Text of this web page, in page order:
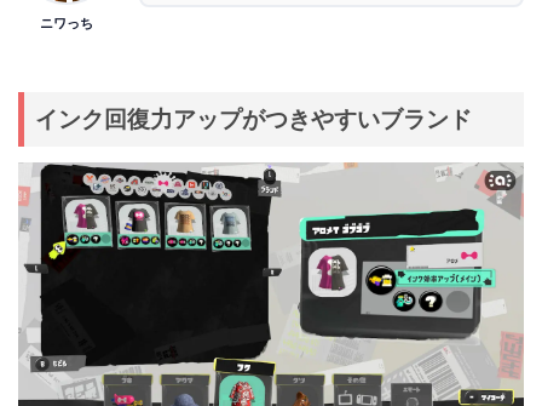
ニワっち
インク回復力アップがつきやすいブランド